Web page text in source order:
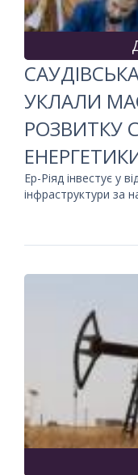
УКЛАЛИ
РОЗВИТКУ
Ер-Ріяд інвестує у
інфраструктури за